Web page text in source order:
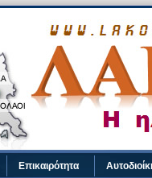
Επικαιρότητα